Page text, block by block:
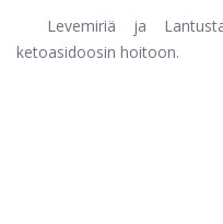
Levemiriä ja
ketoasidoosin hoitoon.